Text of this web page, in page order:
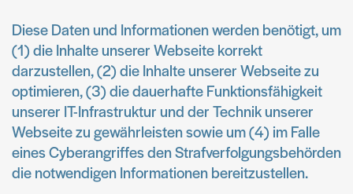
Diese Daten und Informationen werden benötigt, um
(1) die Inhalte unserer Webseite korrekt
darzustellen, (2) die Inhalte unserer Webseite zu
optimieren, (3) die dauerhafte Funktionsfähigkeit
unserer IT-Infrastruktur und der Technik unserer
Webseite zu gewährleisten sowie um (4) im Falle
eines Cyberangriffes den Strafverfolgungsbehörden
die notwendigen Informationen bereitzustellen.